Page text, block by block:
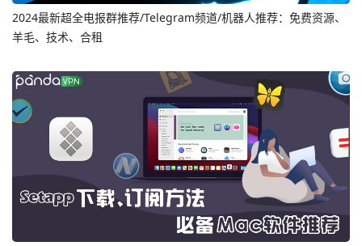
2024最新超全电报群推荐/Telegram频道/机器人推荐：免费资源、
羊毛、技术、合租